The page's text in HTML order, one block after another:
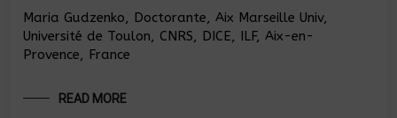
Maria Gudzenko, Doctorante, Aix Marseille Univ,
Université de Toulon, CNRS, DICE, ILF, Aix-en-
Provence, France
READ MORE